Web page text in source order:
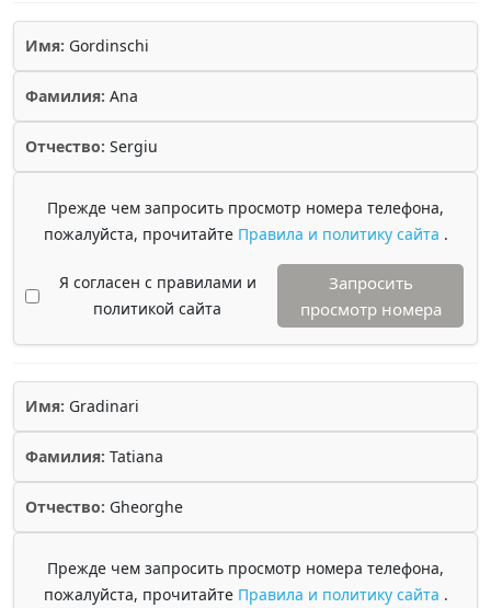
Имя: Gordinschi
Фамилия: Ana
Отчество: Sergiu
Прежде чем запросить просмотр номера телефона,
пожалуйста, прочитайте Правила и политику сайта .
Я согласен с правилами и
политикой сайта
Запросить
просмотр номера
Имя: Gradinari
Фамилия: Tatiana
Отчество: Gheorghe
Прежде чем запросить просмотр номера телефона,
пожалуйста, прочитайте Правила и политику сайта .